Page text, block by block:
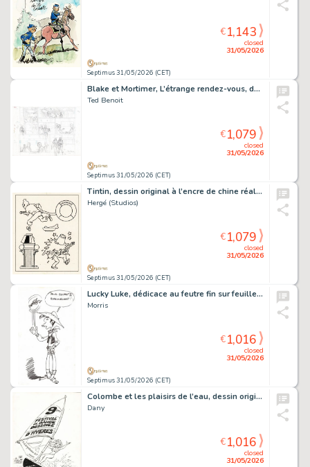
Septimus 31/05/2026 (CET)
closed
31/05/2026
€1,143
Blake et Mortimer, L’étrange rendez-vous, demi planche originale préparatoire à la mine de plomb pour cet album paru en 1996 chez Blake et Mortimer.
Ted Benoit
Septimus 31/05/2026 (CET)
closed
31/05/2026
€1,079
Tintin, dessin original à l’encre de chine réalisé pour un carnet à colorier.
Hergé (Studios)
Septimus 31/05/2026 (CET)
closed
31/05/2026
€1,079
Lucky Luke, dédicace au feutre fin sur feuille libre réalisée pour la radio Contact 2.
Morris
Septimus 31/05/2026 (CET)
closed
31/05/2026
€1,016
Colombe et les plaisirs de l’eau, dessin original à l’encre de chine réalisé pour l’affiche du festival de bande dessinée d’Hyères.
Dany
closed
31/05/2026
€1,016